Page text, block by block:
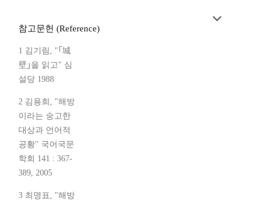
참고문헌 (Reference)
1 김기림, "｢城
壁｣을 읽고" 심
설당 1988
2 김용희, "해방
이라는 숭고한
대상과 언어적
공황" 국어국문
학회 141 : 367-
389, 2005
3 최명표, "해방